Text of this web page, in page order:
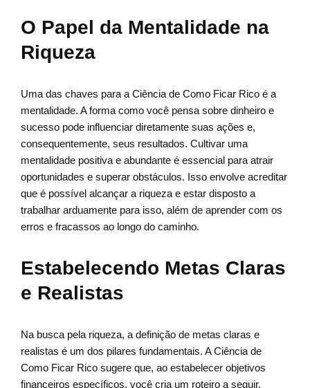
O Papel da Mentalidade na
Riqueza
Uma das chaves para a Ciência de Como Ficar Rico é a
mentalidade. A forma como você pensa sobre dinheiro e
sucesso pode influenciar diretamente suas ações e,
consequentemente, seus resultados. Cultivar uma
mentalidade positiva e abundante é essencial para atrair
oportunidades e superar obstáculos. Isso envolve acreditar
que é possível alcançar a riqueza e estar disposto a
trabalhar arduamente para isso, além de aprender com os
erros e fracassos ao longo do caminho.
Estabelecendo Metas Claras
e Realistas
Na busca pela riqueza, a definição de metas claras e
realistas é um dos pilares fundamentais. A Ciência de
Como Ficar Rico sugere que, ao estabelecer objetivos
financeiros específicos, você cria um roteiro a seguir.